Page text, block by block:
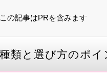
この記事はPRを含みます
類と選び方のポイ